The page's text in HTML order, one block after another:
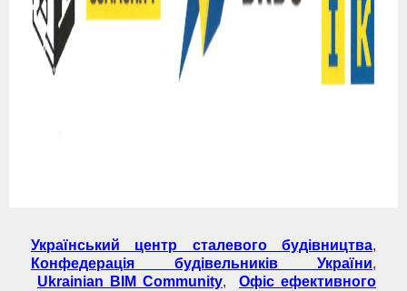
Український центр сталевого будівництва,
Конфедерація будівельників України,
Ukrainian BIM Community, Офіс ефективного